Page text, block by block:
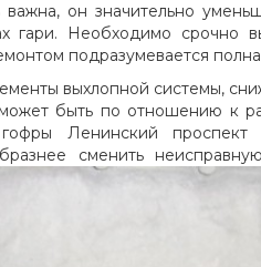
он значительно
гари. Необходимо срочно
подразумевается
выхлопной системы,
быть по отношению к
Ленинский
сменить